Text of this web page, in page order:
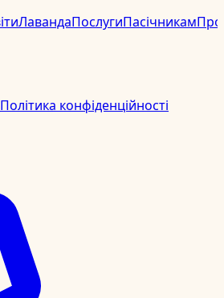
ЛавандаПослугиПасічникамПро
Політика конфіденційності